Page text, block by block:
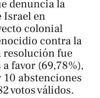
denuncia la
Israel en
colonial
contra la
resolución fue
favor (69,78%),
10 abstenciones
votos válidos.